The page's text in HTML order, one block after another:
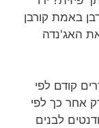
באמת קורבן
האג'נדה
קודם לפי
אחר כך לפי
לבנים